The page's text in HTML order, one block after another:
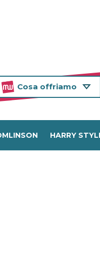
Cosa offriamo
HARRY